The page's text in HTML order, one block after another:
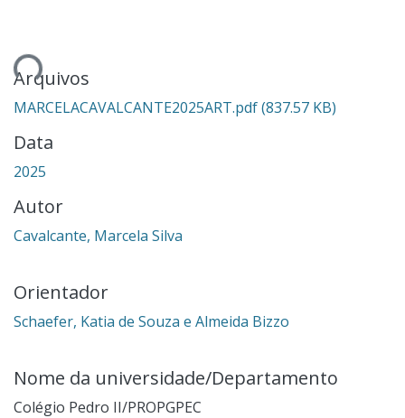
Arquivos
MARCELACAVALCANTE2025ART.pdf(837.57 KB)
Data
2025
Autor
Cavalcante, Marcela Silva
Orientador
Schaefer, Katia de Souza e Almeida Bizzo
Nome da universidade/Departamento
Colégio Pedro II/PROPGPEC